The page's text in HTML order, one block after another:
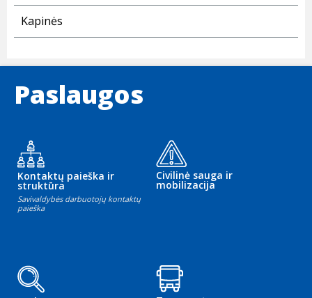
Kapinės
Paslaugos
Kontaktų paieška ir
struktūra
Savivaldybės darbuotojų kontaktų
paieška
Civilinė sauga ir
mobilizacija